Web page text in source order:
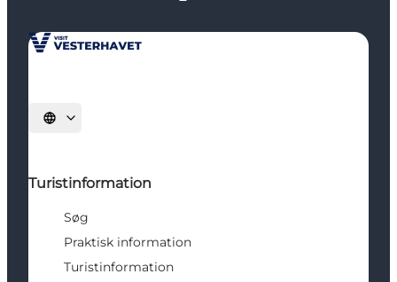
Vælg sprog
Turistinformation
Søg
Praktisk information
Turistinformation